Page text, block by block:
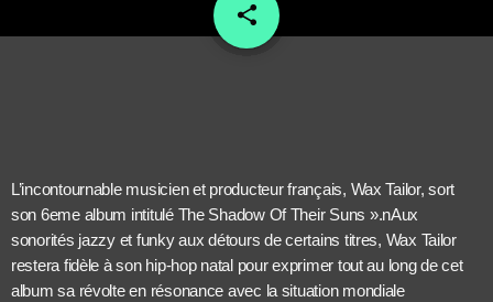
share
email
L’incontournable musicien et producteur français, Wax Tailor, sort
son 6eme album intitulé The Shadow Of Their Suns ».nAux
sonorités jazzy et funky aux détours de certains titres, Wax Tailor
restera fidèle à son hip-hop natal pour exprimer tout au long de cet
album sa révolte en résonance avec la situation mondiale